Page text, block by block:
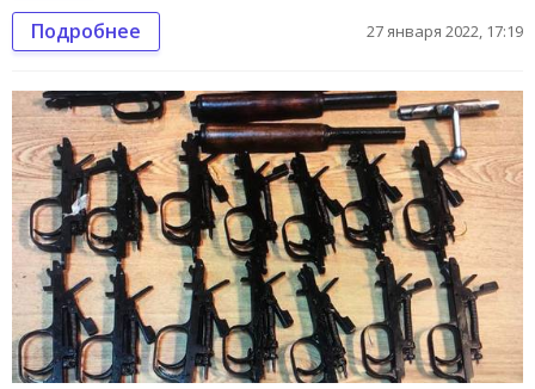
Подробнее 27 января 2022, 17:19